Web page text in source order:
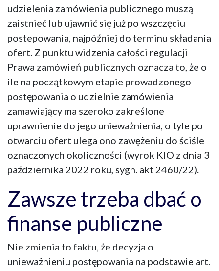
udzielenia zamówienia publicznego muszą
zaistnieć lub ujawnić się już po wszczęciu
postepowania, najpóźniej do terminu składania
ofert. Z punktu widzenia całości regulacji
Prawa zamówień publicznych oznacza to, że o
ile na początkowym etapie prowadzonego
postępowania o udzielnie zamówienia
zamawiający ma szeroko zakreślone
uprawnienie do jego unieważnienia, o tyle po
otwarciu ofert ulega ono zawężeniu do ściśle
oznaczonych okoliczności (wyrok KIO z dnia 3
października 2022 roku, sygn. akt 2460/22).
Zawsze trzeba dbać o
finanse publiczne
Nie zmienia to faktu, że decyzja o
unieważnieniu postępowania na podstawie art.